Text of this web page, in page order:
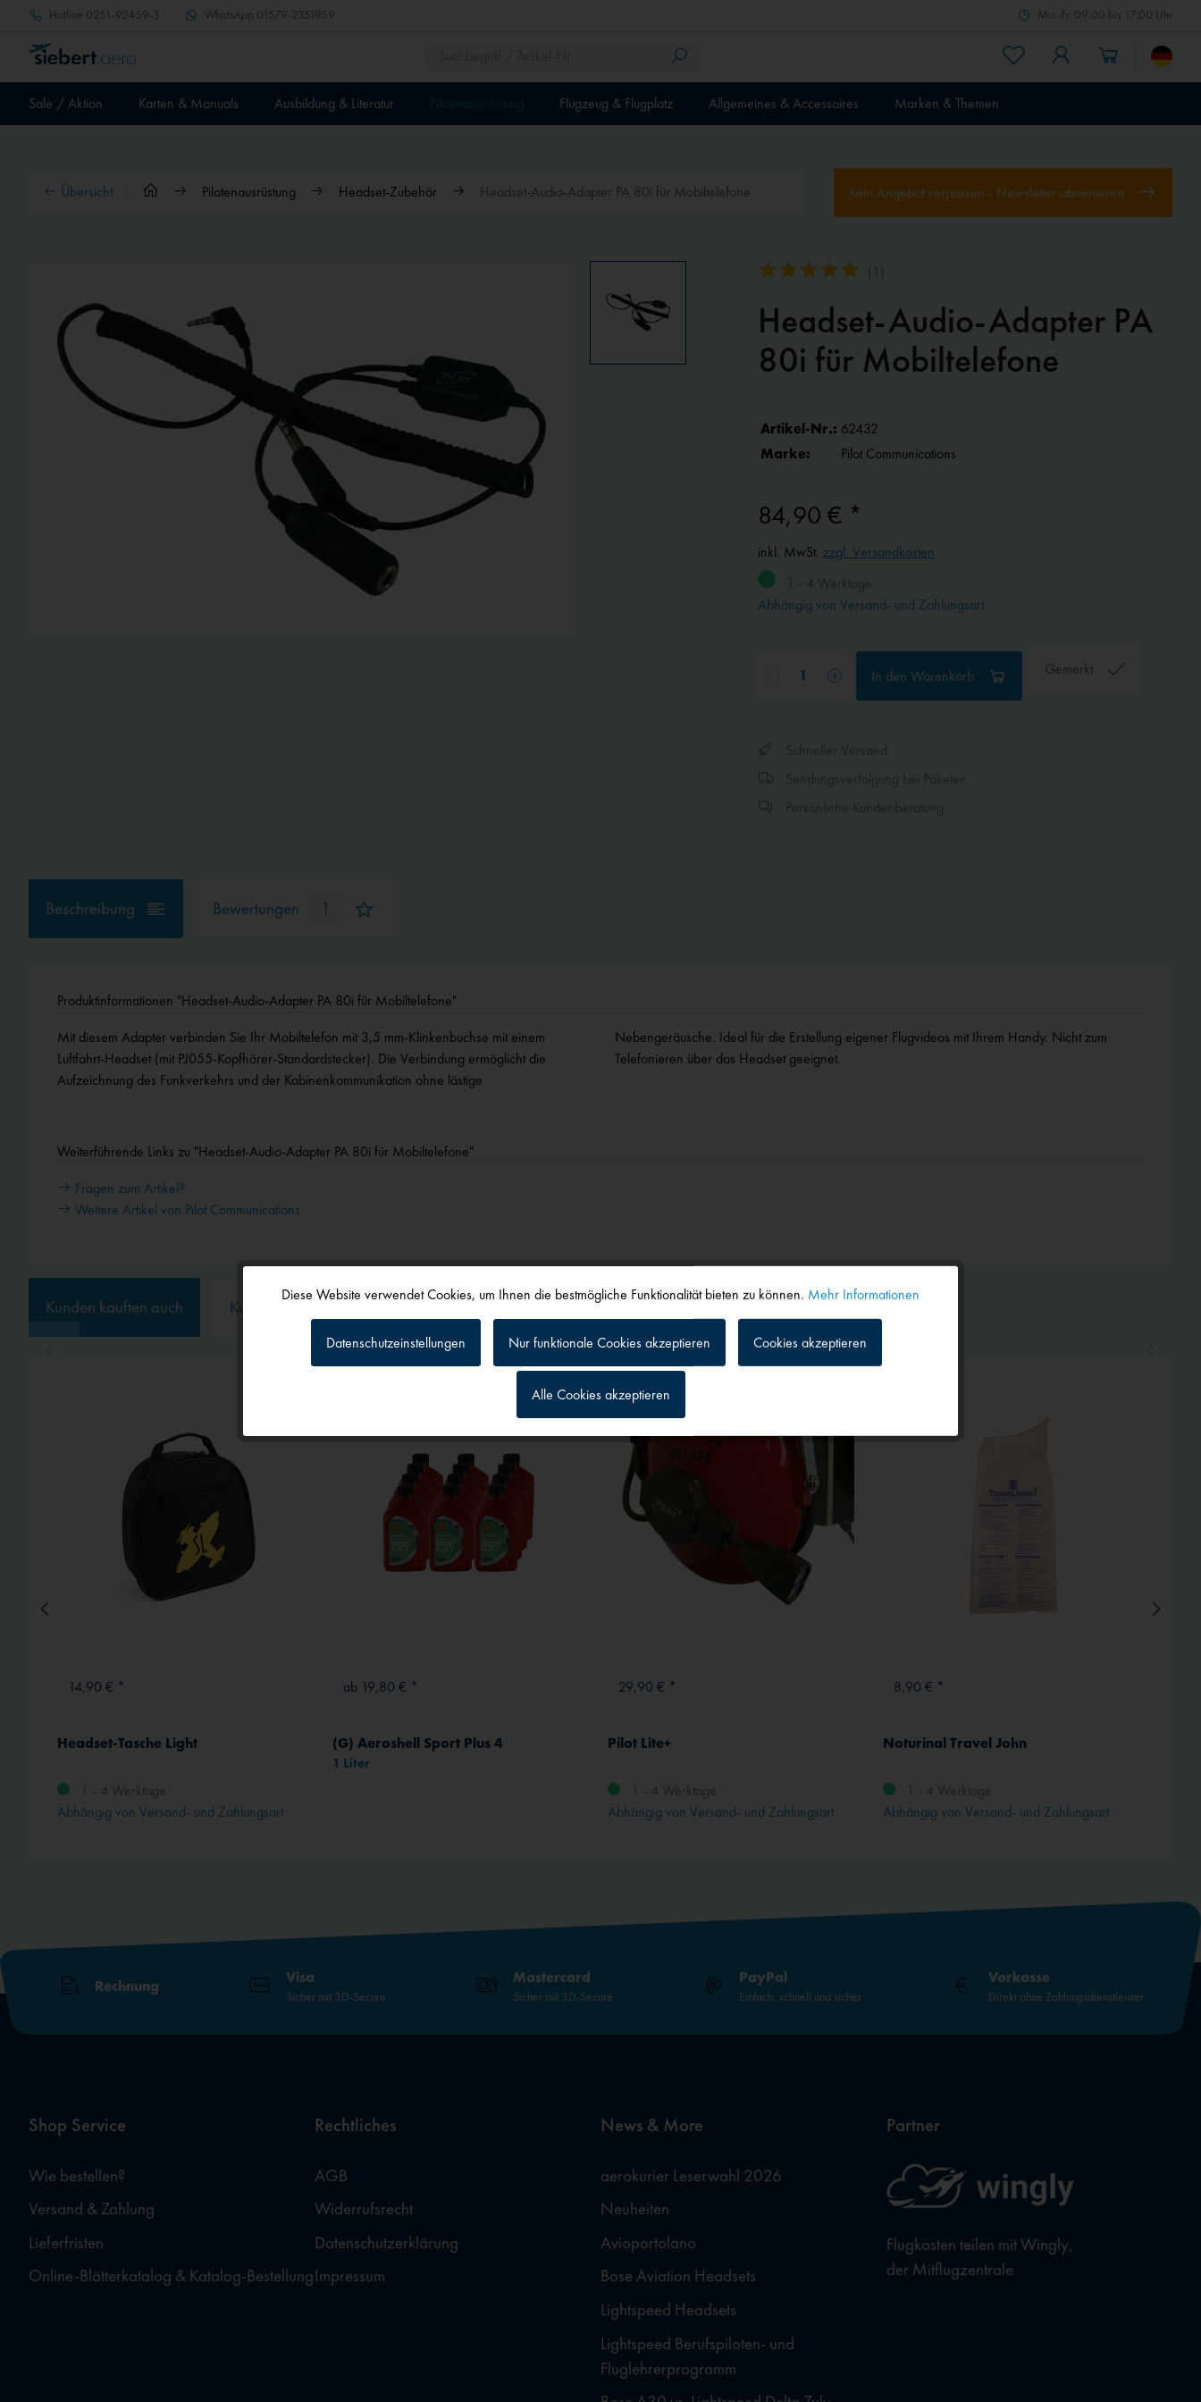
Hotline 0251-92459-3 WhatsApp 01579-2351959 Mo.-Fr. 09:00 bis 17:00 Uhr
Sale / Aktion Karten & Manuals Ausbildung & Literatur Flugzeug & Flugplatz Allgemeines & Accessoires Marken & Themen
Übersicht Pilotenausrüstung Headset-Zubehör Headset-Audio-Adapter PA 80i für Mobiltelefone Kein Angebot verpassen - Newsletter abonnieren
( 1 )
Headset-Audio-Adapter PA
80i für Mobiltelefone
Artikel-Nr.: 62432
Marke:
Pilot Communications
84,90 € *
inkl. MwSt. zzgl. Versandkosten
Abhängig von Versand- und Zahlungsart
In den Warenkorb Gemerkt
Beschreibung Bewertungen 1
Produktinformationen "Headset-Audio-Adapter PA 80i für Mobiltelefone"
Mit diesem Adapter verbinden Sie Ihr Mobiltelefon mit 3,5 mm-Klinkenbuchse mit einem
Luftfahrt-Headset (mit PJ055-Kopfhörer-Standardstecker). Die Verbindung ermöglicht die
Aufzeichnung des Funkverkehrs und der Kabinenkommunikation ohne lästige
Nebengeräusche. Ideal für die Erstellung eigener Flugvideos mit Ihrem Handy. Nicht zum
Telefonieren über das Headset geeignet.
Weiterführende Links zu "Headset-Audio-Adapter PA 80i für Mobiltelefone"
Fragen zum Artikel?
Weitere Artikel von Pilot Communications
Kunden kauften auch Kunden haben sich ebenfalls angesehen
14,90 € *
Headset-Tasche Light
1 - 4 Werktage
Abhängig von Versand- und Zahlungsart
ab 19,80 € *
(G) Aeroshell Sport Plus 4
1 Liter
29,90 € *
Pilot Lite+
1 - 4 Werktage
Abhängig von Versand- und Zahlungsart
8,90 € *
Noturinal Travel John
1 - 4 Werktage
Abhängig von Versand- und Zahlungsart
Rechnung Visa
Sicher mit 3D-Secure
Mastercard
Sicher mit 3D-Secure
PayPal
Einfach, schnell und sicher
Vorkasse
Direkt ohne Zahlungsdienstleister
Shop Service
Wie bestellen?
Versand & Zahlung
Lieferfristen
Online-Blätterkatalog & Katalog-Bestellung
Rechtliches
AGB
Widerrufsrecht
Datenschutzerklärung
Impressum
News & More
aerokurier Leserwahl 2026
Neuheiten
Avioportolano
Bose Aviation Headsets
Lightspeed Headsets
Lightspeed Berufspiloten- und
Fluglehrerprogramm
Partner
Flugkosten teilen mit Wingly,
der Mitflugzentrale
Tracking Inaktiv
Inaktiv
Externe Medien Inaktiv
Diese Website verwendet Cookies, um Ihnen die bestmögliche Funktionalität bieten zu können. Mehr Informationen
Datenschutzeinstellungen Nur funktionale Cookies akzeptieren Cookies akzeptieren
Alle Cookies akzeptieren